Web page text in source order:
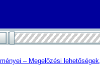
– Megelőzési lehetőségek,